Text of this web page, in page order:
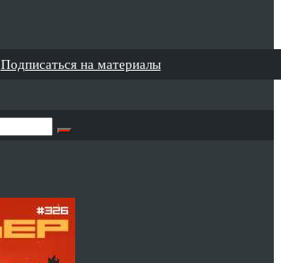
Подписаться на материалы